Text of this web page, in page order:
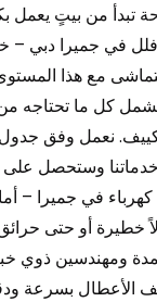
تبدأ من بيتٍ
جميرا دبي. 4. شركة صيانة
تتماشى مع هذا
كل ما تحتاجه من
نعمل وفق
خدماتنا وستحصل
والالتزام. 5. شركة صيانة
خطيرة أو حتى
ومهندسين ذوي
الأعطال بسرعة